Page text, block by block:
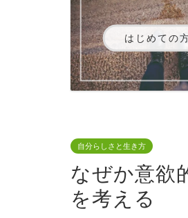
はじめての
自分らしさと生き方
なぜか意欲
を考える